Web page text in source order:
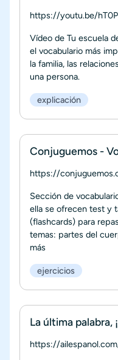
https://youtu.be/
Vídeo de Tu escuela
el vocabulario más
la familia, las
una persona.
explicación
Conjuguemos -
https://
Sección de
ella se ofrecen test y
(flashcards) para
temas: partes del
más
ejercicios
La última palabra,
https://